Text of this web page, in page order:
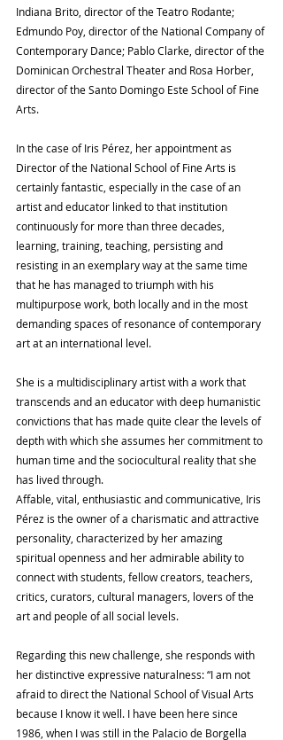
Indiana Brito, director of the Teatro Rodante;
Edmundo Poy, director of the National Company of
Contemporary Dance; Pablo Clarke, director of the
Dominican Orchestral Theater and Rosa Horber,
director of the Santo Domingo Este School of Fine
Arts.
In the case of Iris Pérez, her appointment as
Director of the National School of Fine Arts is
certainly fantastic, especially in the case of an
artist and educator linked to that institution
continuously for more than three decades,
learning, training, teaching, persisting and
resisting in an exemplary way at the same time
that he has managed to triumph with his
multipurpose work, both locally and in the most
demanding spaces of resonance of contemporary
art at an international level.
She is a multidisciplinary artist with a work that
transcends and an educator with deep humanistic
convictions that has made quite clear the levels of
depth with which she assumes her commitment to
human time and the sociocultural reality that she
has lived through.
Affable, vital, enthusiastic and communicative, Iris
Pérez is the owner of a charismatic and attractive
personality, characterized by her amazing
spiritual openness and her admirable ability to
connect with students, fellow creators, teachers,
critics, curators, cultural managers, lovers of the
art and people of all social levels.
Regarding this new challenge, she responds with
her distinctive expressive naturalness: “I am not
afraid to direct the National School of Visual Arts
because I know it well. I have been here since
1986, when I was still in the Palacio de Borgella